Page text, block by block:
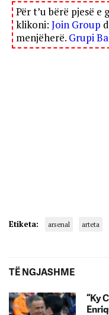
Për t’u bërë pjesë e
klikoni: Join Group
menjëherë. Grupi
Etiketa: arsenal arteta
TË NGJASHME
“Ky